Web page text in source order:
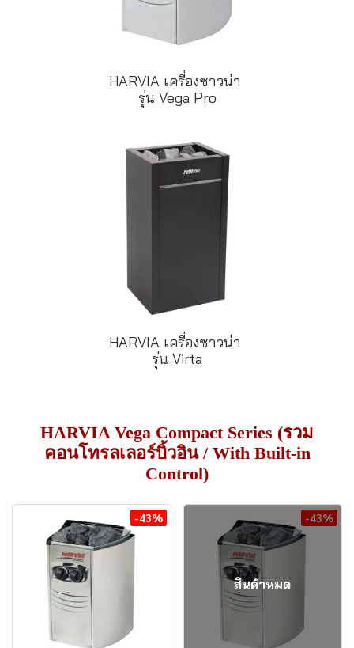
HARVIA เครื่องซาวน่า
รุ่น Vega Pro
HARVIA เครื่องซาวน่า
รุ่น Virta
HARVIA Vega Compact Series (รวม
คอนโทรลเลอร์บิ้วอิน / With Built-in
Control)
-43% -43%
สินค้าหมด